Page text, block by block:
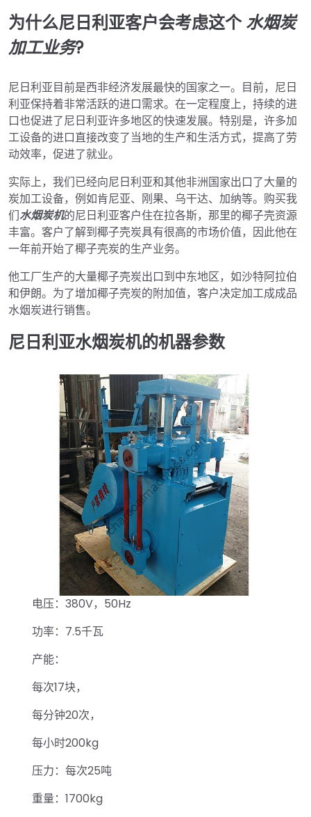
为什么尼日利亚客户会考虑这个水烟炭
加工业务?
尼日利亚目前是西非经济发展最快的国家之一。目前，尼日
利亚保持着非常活跃的进口需求。在一定程度上，持续的进
口也促进了尼日利亚许多地区的快速发展。特别是，许多加
工设备的进口直接改变了当地的生产和生活方式，提高了劳
动效率，促进了就业。
实际上，我们已经向尼日利亚和其他非洲国家出口了大量的
炭加工设备，例如肯尼亚、刚果、乌干达、加纳等。购买我
们水烟炭机的尼日利亚客户住在拉各斯，那里的椰子壳资源
丰富。客户了解到椰子壳炭具有很高的市场价值，因此他在
一年前开始了椰子壳炭的生产业务。
他工厂生产的大量椰子壳炭出口到中东地区，如沙特阿拉伯
和伊朗。为了增加椰子壳炭的附加值，客户决定加工成成品
水烟炭进行销售。
尼日利亚水烟炭机的机器参数
电压：380V，50Hz
功率：7.5千瓦
产能：
每次17块，
每分钟20次，
每小时200kg
压力：每次25吨
重量：1700kg